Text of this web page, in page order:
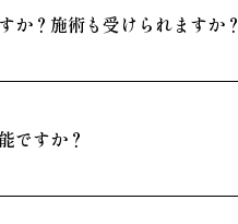
か？施術も受けられますか？
ですか？